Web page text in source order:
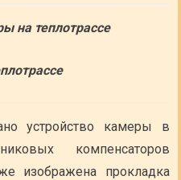
на теплотрассе
устройство камеры в
компенсаторов
изображена прокладка